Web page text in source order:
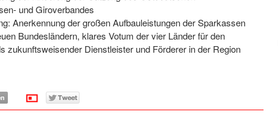
und Giroverbandes
Anerkennung der großen Aufbauleistungen der Sparkassen
Bundesländern, klares Votum der vier Länder für den
zukunftsweisender Dienstleister und Förderer in der Region